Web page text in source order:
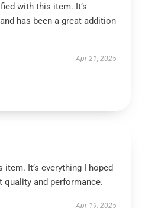
with this item. It’s
has been a great addition
Apr 21, 2025
item. It’s everything I hoped
quality and performance.
Apr 19, 2025